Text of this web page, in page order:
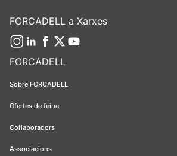
FORCADELL
Sobre FORCADELL
Ofertes de feina
Col·laboradors
Associacions
FORCADELL a Xarxes